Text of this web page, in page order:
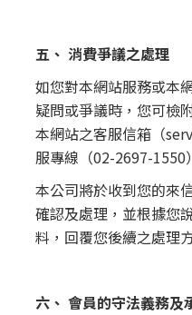
五、 消費爭議之處理
如您對本網站服務或本
疑問或爭議時，您可檢
本網站之客服信箱（
服專線（02-2697-1550
本公司將於收到您的來
確認及處理，並根據您
料，回覆您後續之處理
六、 會員的守法義務及